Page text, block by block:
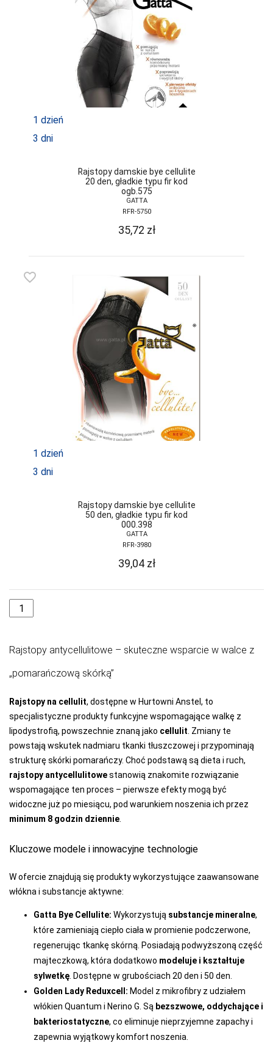
JJW
JULIMEX
KAROLINKA
KEY
KINGA
KOSTAR
KUBA
LADY TINA
LAPINEE
LAYDI
LEVANTE
LIVCO
CORSETTI
FASHION
LORES
LOTTO
LUNA
MA-RIA
MAGNETIS
MARCINKOWSKI
MARILYN
MARTEL
MEDIUM
MEFEMI-
MERRIBEL
MEWA
MILA
MITEX
MODO
MONA
NOVIKA
OBSESSIVE
OMSA
PACIFIC CLUB
PARIPARI
PATION
PER TE
1 dzień
3 dni
Rajstopy damskie bye cellulite
20 den, gładkie typu fir kod
ogb.575
GATTA
RFR-5750
35,72 zł
favorite_border
1 dzień
3 dni
Rajstopy damskie bye cellulite
50 den, gładkie typu fir kod
000.398
GATTA
RFR-3980
39,04 zł
Rajstopy antycellulitowe – skuteczne wsparcie w walce z
„pomarańczową skórką”
Rajstopy na cellulit, dostępne w Hurtowni Anstel, to
specjalistyczne produkty funkcyjne wspomagające walkę z
lipodystrofią, powszechnie znaną jako cellulit . Zmiany te
powstają wskutek nadmiaru tkanki tłuszczowej i przypominają
strukturę skórki pomarańczy. Choć podstawą są dieta i ruch,
rajstopy antycellulitowestanowią znakomite rozwiązanie
wspomagające ten proces – pierwsze efekty mogą być
widoczne już po miesiącu, pod warunkiem noszenia ich przez
minimum 8 godzin dziennie
Kluczowe modele i innowacyjne technologie
W ofercie znajdują się produkty wykorzystujące zaawansowane
włókna i substancje aktywne:
Gatta Bye Cellulite: Wykorzystują substancje mineralne,
które zamieniają ciepło ciała w promienie podczerwone,
regenerując tkankę skórną. Posiadają podwyższoną część
majteczkową, która dodatkowo modeluje i kształtuje
sylwetkę . Dostępne w grubościach 20 den i 50 den.
Golden Lady Reduxcell: Model z mikrofibry z udziałem
włókien Quantum i Nerino G. Są bezszwowe, oddychające i
bakteriostatyczne, co eliminuje nieprzyjemne zapachy i
zapewnia wyjątkowy komfort noszenia.